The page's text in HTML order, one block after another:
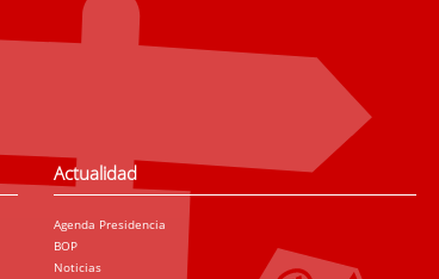
Actualidad
Agenda Presidencia
BOP
Noticias